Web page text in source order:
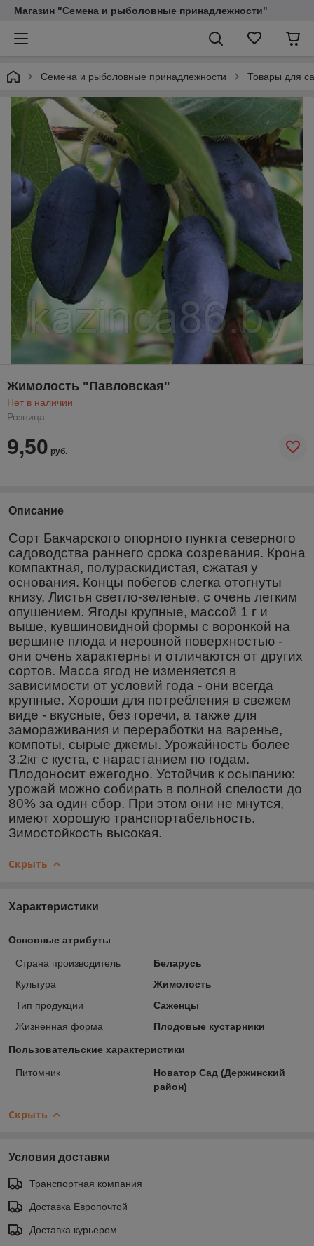
Магазин "Семена и рыболовные принадлежности"
Семена и рыболовные принадлежности Товары для
Жимолость "Павловская"
Нет в наличии
Розница
9,50 руб.
Описание
Сорт Бакчарского опорного пункта северного
садоводства раннего срока созревания. Крона
компактная, полураскидистая, сжатая у
основания. Концы побегов слегка отогнуты
книзу. Листья светло-зеленые, с очень легким
опушением. Ягоды крупные, массой 1 г и
выше, кувшиновидной формы с воронкой на
вершине плода и неровной поверхностью -
они очень характерны и отличаются от других
сортов. Масса ягод не изменяется в
зависимости от условий года - они всегда
крупные. Хороши для потребления в свежем
виде - вкусные, без горечи, а также для
замораживания и переработки на варенье,
компоты, сырые джемы. Урожайность более
3.2кг с куста, с нарастанием по годам.
Плодоносит ежегодно. Устойчив к осыпанию:
урожай можно собирать в полной спелости до
80% за один сбор. При этом они не мнутся,
имеют хорошую транспортабельность.
Зимостойкость высокая.
Скрыть
Характеристики
Основные атрибуты
Страна производитель
Беларусь
Культура
Жимолость
Тип продукции
Саженцы
Жизненная форма
Плодовые кустарники
Пользовательские характеристики
Питомник
Новатор Сад (Держинский
район)
Скрыть
Условия доставки
Транспортная компания
Доставка Европочтой
Доставка курьером